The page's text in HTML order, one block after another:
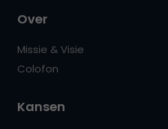
Over
Missie & Visie
Colofon
Kansen